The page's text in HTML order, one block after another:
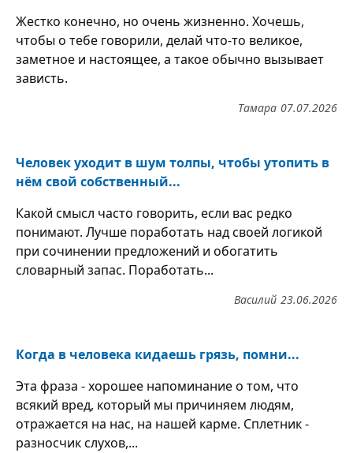
Жестко конечно, но очень жизненно. Хочешь,
чтобы о тебе говорили, делай что-то великое,
заметное и настоящее, а такое обычно вызывает
зависть.
07.07.2026
Тамара
Человек уходит в шум толпы, чтобы утопить в
нём свой собственный...
Какой смысл часто говорить, если вас редко
понимают. Лучше поработать над своей логикой
при сочинении предложений и обогатить
словарный запас. Поработать...
23.06.2026
Василий
Когда в человека кидаешь грязь, помни...
Эта фраза - хорошее напоминание о том, что
всякий вред, который мы причиняем людям,
отражается на нас, на нашей карме. Сплетник -
разносчик слухов,...